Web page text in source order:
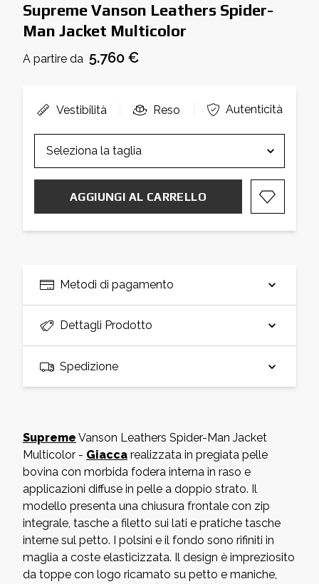
Supreme Vanson Leathers Spider-
Man Jacket Multicolor
A partire da 5.760 €
AGGIUNGI AL CARRELLO
Vestibilità Reso Autenticità
Metodi di pagamento
Dettagli Prodotto
Spedizione
Supreme Vanson Leathers Spider-Man Jacket
Multicolor - Giacca realizzata in pregiata pelle
bovina con morbida fodera interna in raso e
applicazioni diffuse in pelle a doppio strato. Il
modello presenta una chiusura frontale con zip
integrale, tasche a filetto sui lati e pratiche tasche
interne sul petto. I polsini e il fondo sono rifiniti in
maglia a coste elasticizzata. Il design è impreziosito
da toppe con logo ricamato su petto e maniche,